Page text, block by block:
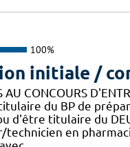
100%
initiale /
AU CONCOURS
du BP de
d'être titulaire du
en